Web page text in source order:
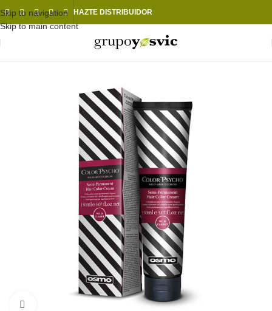
Skip to navigation
Skip to main content
HAZTE DISTRIBUIDOR